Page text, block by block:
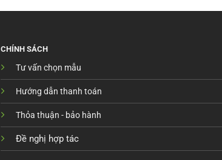
CHÍNH SÁCH
Tư vấn chọn mẫu
Hướng dẫn thanh toán
Thỏa thuận - bảo hành
Đề nghị hợp tác